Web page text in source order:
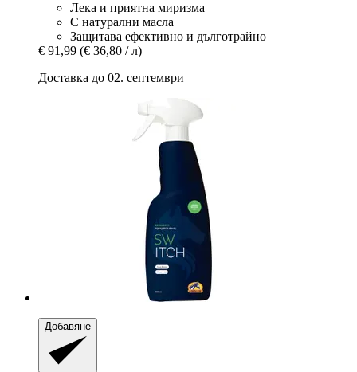
Лека и приятна миризма
С натурални масла
Защитава ефективно и дълготрайно
€ 91,99 (€ 36,80 / л)
Доставка до 02. септември
Добавяне